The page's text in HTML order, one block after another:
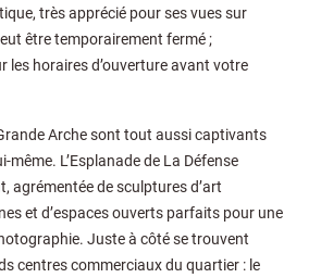
très apprécié pour ses vues sur
être temporairement fermé ;
les horaires d’ouverture avant votre
Arche sont tout aussi captivants
même. L’Esplanade de La Défense
agrémentée de sculptures d’art
et d’espaces ouverts parfaits pour une
Juste à côté se trouvent
centres commerciaux du quartier : le